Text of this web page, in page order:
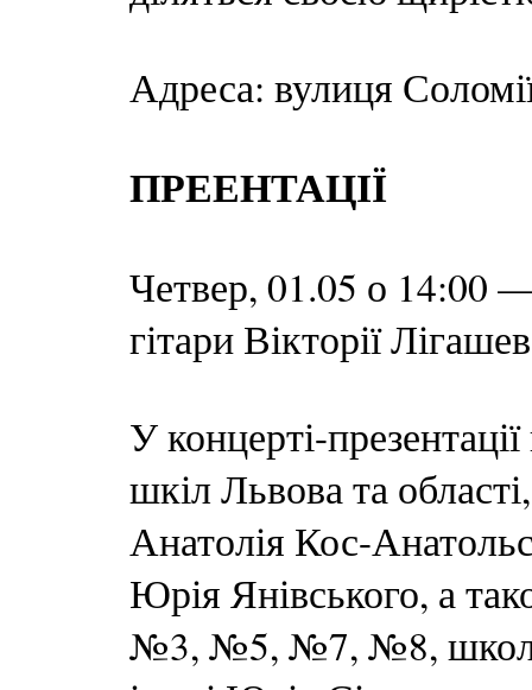
Адреса: вулиця
ПРЕЕНТАЦІЇ
Четвер, 01.05 о 14:00 —
гітари Вікторії
У концерті-
шкіл Львова та
Анатолія Кос-
Юрія Янівського, а
№3, №5, №7, №8, школи